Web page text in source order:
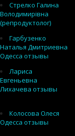
Стрелко Галина
Володимирівна
(репродуктолог)
Гарбузенко
Наталья Дмитриевна
Одесса отзывы
Лариса
Евгеньевна
Лихачева отзывы
Колосова Олеся
Одесса отзывы